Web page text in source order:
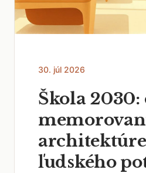
30. júl 2026
Škola 2030:
architektúre
ľudského